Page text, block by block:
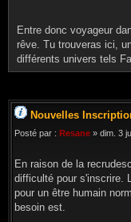
Entre donc voyageur
rêve. Tu trouveras ici,
différents univers tels
Nouvelles
Posté par : Resane » dim. 3
En raison de la
difficulté pour s'inscrire.
pour un être humain
besoin est.